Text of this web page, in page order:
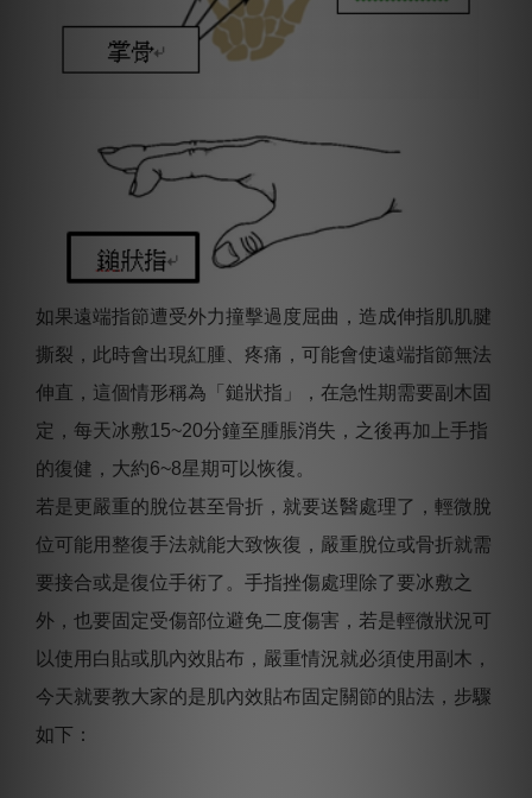
如果遠端指節遭受外力撞擊過度屈曲，造成伸指肌肌腱
撕裂，此時會出現紅腫、疼痛，可能會使遠端指節無法
伸直，這個情形稱為「鎚狀指」，在急性期需要副木固
定，每天冰敷15~20分鐘至腫脹消失，之後再加上手指
的復健，大約6~8星期可以恢復。
若是更嚴重的脫位甚至骨折，就要送醫處理了，輕微脫
位可能用整復手法就能大致恢復，嚴重脫位或骨折就需
要接合或是復位手術了。手指挫傷處理除了要冰敷之
外，也要固定受傷部位避免二度傷害，若是輕微狀況可
以使用白貼或肌內效貼布，嚴重情況就必須使用副木，
今天就要教大家的是肌內效貼布固定關節的貼法，步驟
如下：